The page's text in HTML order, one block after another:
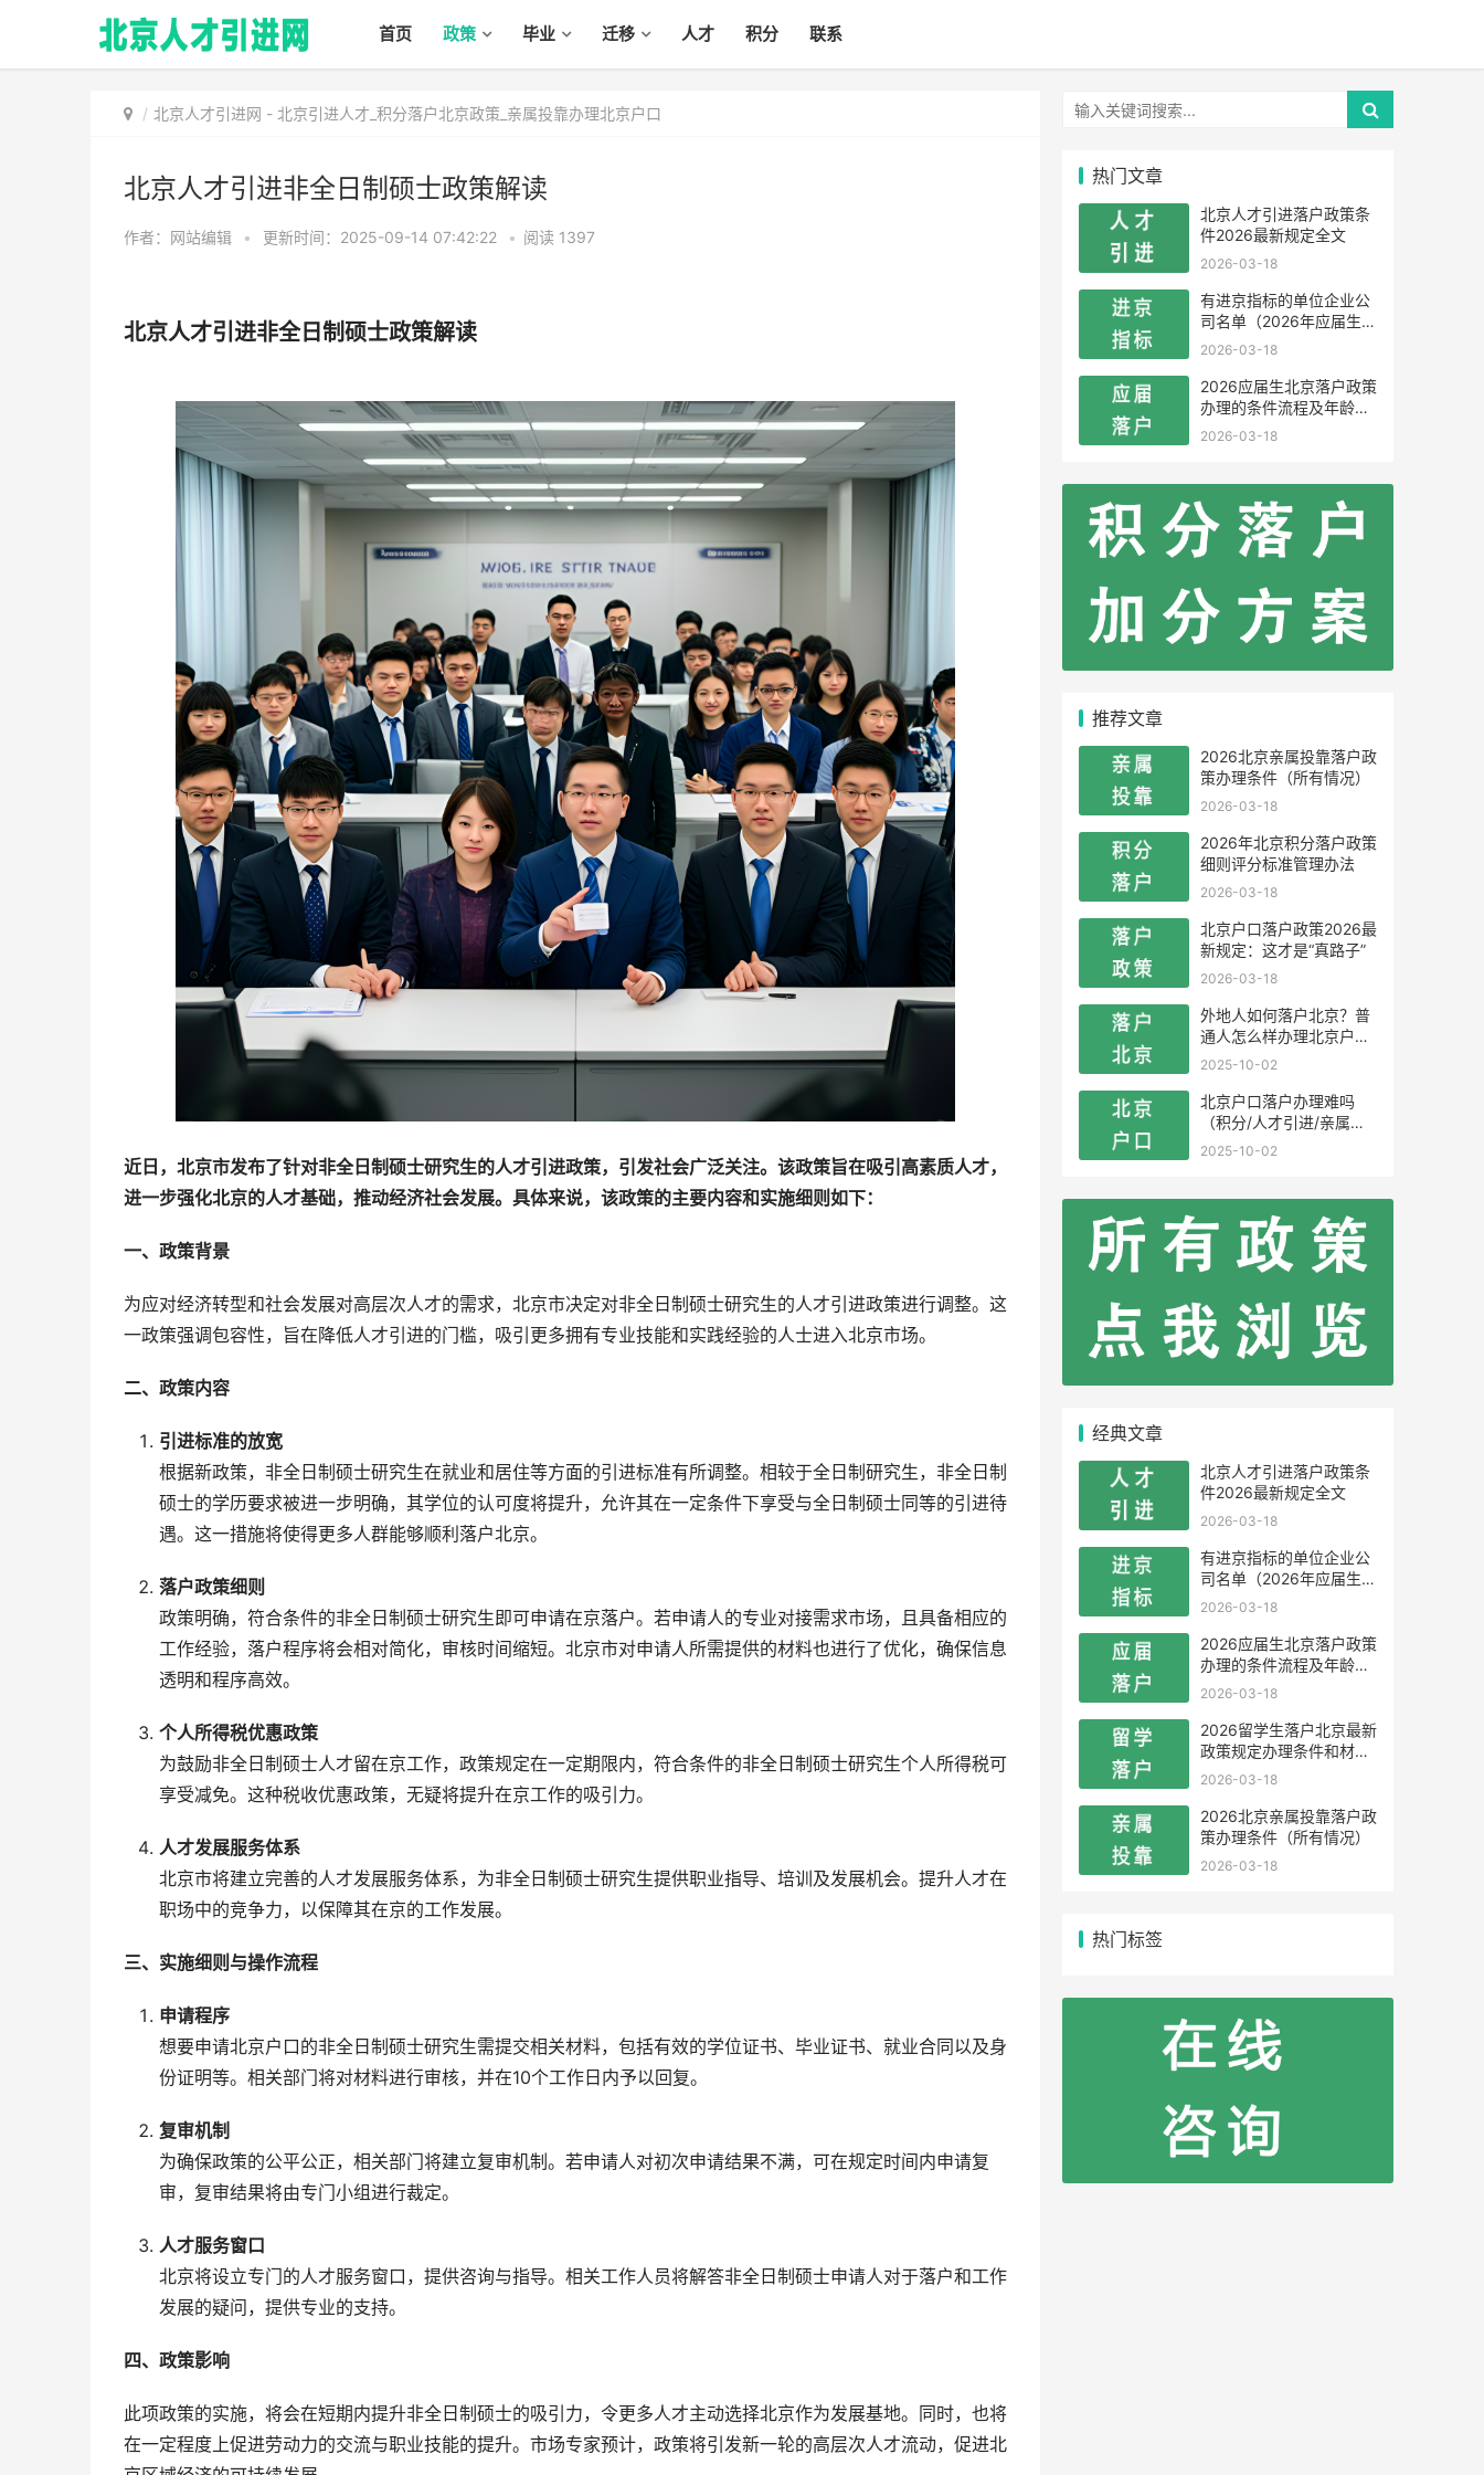
首页 政策 毕业 迁移 人才 积分 联系
北京人才引进网 - 北京引进人才_积分落户北京政策_亲属投靠办理北京户口
北京人才引进非全日制硕士政策解读
作者：网站编辑 • 更新时间：2025-09-14 07:42:22 • 阅读 1397
北京人才引进非全日制硕士政策解读
近日，北京市发布了针对非全日制硕士研究生的人才引进政策，引发社会广泛关注。该政策旨在吸引高素质人才，
进一步强化北京的人才基础，推动经济社会发展。具体来说，该政策的主要内容和实施细则如下：
一、政策背景
为应对经济转型和社会发展对高层次人才的需求，北京市决定对非全日制硕士研究生的人才引进政策进行调整。这
一政策强调包容性，旨在降低人才引进的门槛，吸引更多拥有专业技能和实践经验的人士进入北京市场。
二、政策内容
引进标准的放宽
根据新政策，非全日制硕士研究生在就业和居住等方面的引进标准有所调整。相较于全日制研究生，非全日制
硕士的学历要求被进一步明确，其学位的认可度将提升，允许其在一定条件下享受与全日制硕士同等的引进待
遇。这一措施将使得更多人群能够顺利落户北京。
落户政策细则
政策明确，符合条件的非全日制硕士研究生即可申请在京落户。若申请人的专业对接需求市场，且具备相应的
工作经验，落户程序将会相对简化，审核时间缩短。北京市对申请人所需提供的材料也进行了优化，确保信息
透明和程序高效。
个人所得税优惠政策
为鼓励非全日制硕士人才留在京工作，政策规定在一定期限内，符合条件的非全日制硕士研究生个人所得税可
享受减免。这种税收优惠政策，无疑将提升在京工作的吸引力。
人才发展服务体系
北京市将建立完善的人才发展服务体系，为非全日制硕士研究生提供职业指导、培训及发展机会。提升人才在
职场中的竞争力，以保障其在京的工作发展。
三、实施细则与操作流程
申请程序
想要申请北京户口的非全日制硕士研究生需提交相关材料，包括有效的学位证书、毕业证书、就业合同以及身
份证明等。相关部门将对材料进行审核，并在10个工作日内予以回复。
复审机制
为确保政策的公平公正，相关部门将建立复审机制。若申请人对初次申请结果不满，可在规定时间内申请复
审，复审结果将由专门小组进行裁定。
人才服务窗口
北京将设立专门的人才服务窗口，提供咨询与指导。相关工作人员将解答非全日制硕士申请人对于落户和工作
发展的疑问，提供专业的支持。
四、政策影响
此项政策的实施，将会在短期内提升非全日制硕士的吸引力，令更多人才主动选择北京作为发展基地。同时，也将
在一定程度上促进劳动力的交流与职业技能的提升。市场专家预计，政策将引发新一轮的高层次人才流动，促进北
热门文章
北京人才引进落户政策条
件2026最新规定全文
2026-03-18
有进京指标的单位企业公
司名单（2026年应届生留
学生）
2026-03-18
2026应届生北京落户政策
办理的条件流程及年龄限
制
2026-03-18
推荐文章
2026北京亲属投靠落户政
策办理条件（所有情况）
2026-03-18
2026年北京积分落户政策
细则评分标准管理办法
2026-03-18
北京户口落户政策2026最
新规定：这才是“真路子”
2026-03-18
外地人如何落户北京？普
通人怎么样办理北京户
口？
2025-10-02
北京户口落户办理难吗
（积分/人才引进/亲属投
靠）
2025-10-02
经典文章
北京人才引进落户政策条
件2026最新规定全文
2026-03-18
有进京指标的单位企业公
司名单（2026年应届生留
学生）
2026-03-18
2026应届生北京落户政策
办理的条件流程及年龄限
制
2026-03-18
2026留学生落户北京最新
政策规定办理条件和材料
及流程
2026-03-18
2026北京亲属投靠落户政
策办理条件（所有情况）
2026-03-18
热门标签